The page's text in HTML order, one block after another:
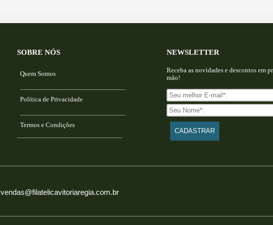
SOBRE NÓS
Quem Somos
Política de Privacidade
Termos e Condições
NEWSLETTER
Receba as novidades e descontos em
mão!
vendas@filatelicavitoriaregia.com.br